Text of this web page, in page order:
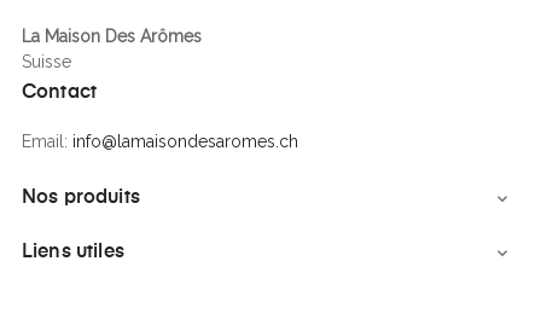
La Maison Des Arômes
Suisse
Contact
Email: info@lamaisondesaromes.ch
Nos produits 
Liens utiles 